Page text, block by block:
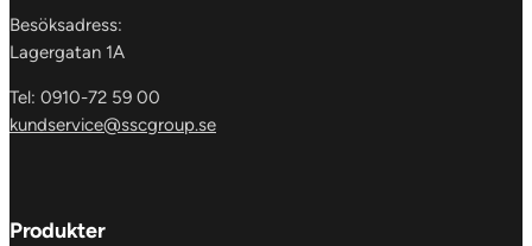
Besöksadress:
Lagergatan 1A
Tel: 0910-72 59 00
kundservice@sscgroup.se
Produkter